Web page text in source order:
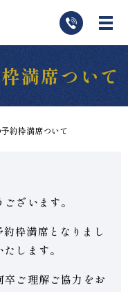
満席ついて
約枠満席ついて
ざいます。
枠満席となりまし
します。
ご理解ご協力をお